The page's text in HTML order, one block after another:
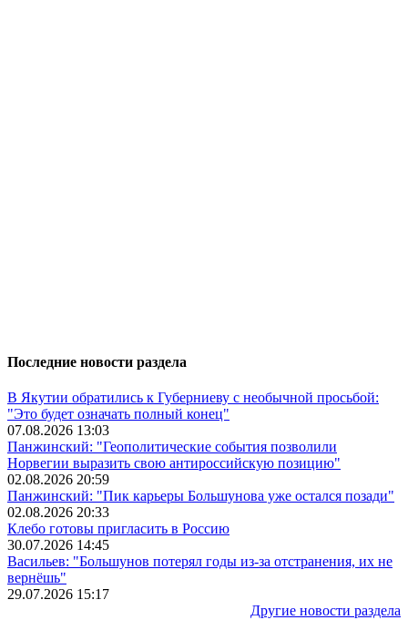
Последние новости раздела
В Якутии обратились к Губерниеву с необычной просьбой:
"Это будет означать полный конец"
07.08.2026 13:03
Панжинский: "Геополитические события позволили
Норвегии выразить свою антироссийскую позицию"
02.08.2026 20:59
Панжинский: "Пик карьеры Большунова уже остался позади"
02.08.2026 20:33
Клебо готовы пригласить в Россию
30.07.2026 14:45
Васильев: "Большунов потерял годы из-за отстранения, их не
вернёшь"
29.07.2026 15:17
Другие новости раздела